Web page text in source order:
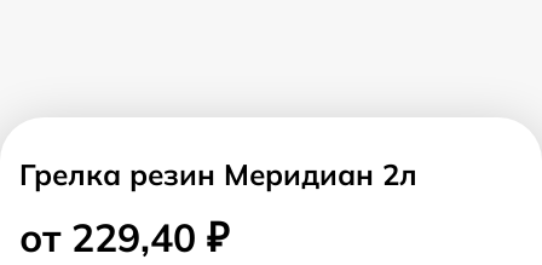
Грелка резин Меридиан 2л
от 229,40 ₽